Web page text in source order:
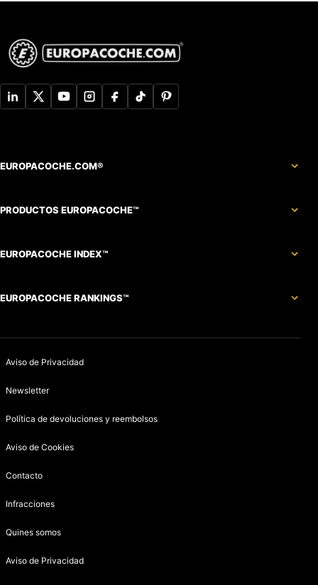
EUROPACOCHE.COM®
PRODUCTOS EUROPACOCHE™
EUROPACOCHE INDEX™
EUROPACOCHE RANKINGS™
Aviso de Privacidad
Newsletter
Política de devoluciones y reembolsos
Aviso de Cookies
Contacto
Infracciones
Quines somos
Aviso de Privacidad